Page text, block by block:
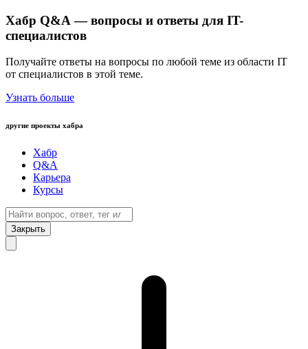
Хабр Q&A — вопросы и ответы для IT-
специалистов
Получайте ответы на вопросы по любой теме из области IT
от специалистов в этой теме.
Узнать больше
другие проекты хабра
Хабр
Q&A
Карьера
Курсы
Закрыть